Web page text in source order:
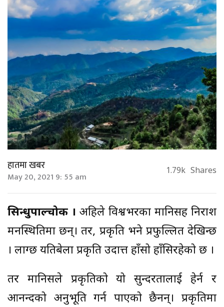
हातमा खबर
May 20, 2021 9: 55 am 1.79k Shares
सिन्धुपाल्चोक । अहिले विश्वभरका मानिसहरू निराश
मनस्थितिमा छन्। तर, प्रकृति भने प्रफुल्लित देखिन्छ
। लाग्छ यतिबेला प्रकृति उदात्त हाँसो हाँसिरहेको छ ।
तर मानिसले प्रकृतिको यो सुन्दरतालाई हेर्न र
आनन्दको अनुभूति गर्न पाएको छैनन्। प्रकृतिमा